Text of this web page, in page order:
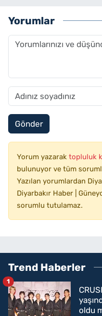
Yorumlar
Gönder
Yorum yazarak topluluk
bulunuyor ve tüm
Yazılan yorumlardan
Diyarbakır Haber |
sorumlu tutulamaz.
Trend Haberler
oldu
1